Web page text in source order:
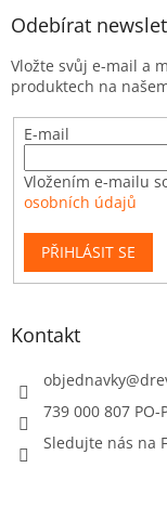
Odebírat
Vložte svůj e-mail a
produktech na
E-mail
Vložením e-mailu
osobních údajů
PŘIHLÁSIT SE
Kontakt
objednavky@
739 000 807 PO-
Sledujte nás na